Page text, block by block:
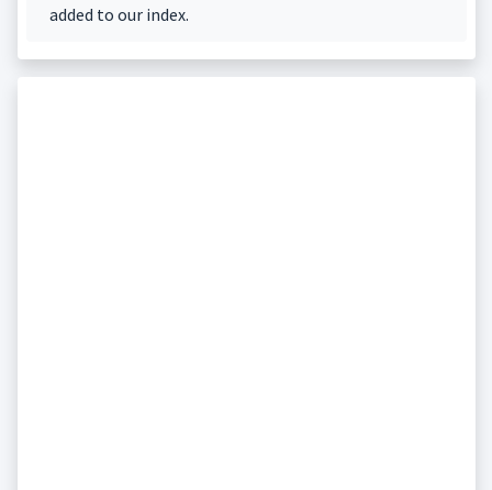
added to our index.